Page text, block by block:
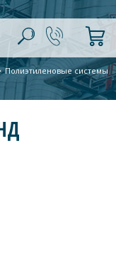
∙Полиэтиленовые системы